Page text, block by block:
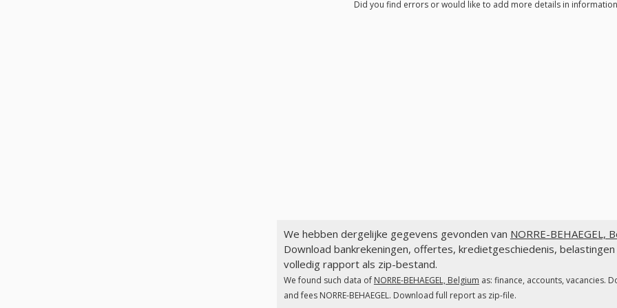
Did you find errors or would like to add more details in informations
We hebben dergelijke gegevens gevonden van NORRE-BEHAEGEL,
Download bankrekeningen, offertes, kredietgeschiedenis,
volledig rapport als zip-bestand.
We found such data of NORRE-BEHAEGEL, Belgium as: finance, accounts, vacancies.
and fees NORRE-BEHAEGEL. Download full report as zip-file.